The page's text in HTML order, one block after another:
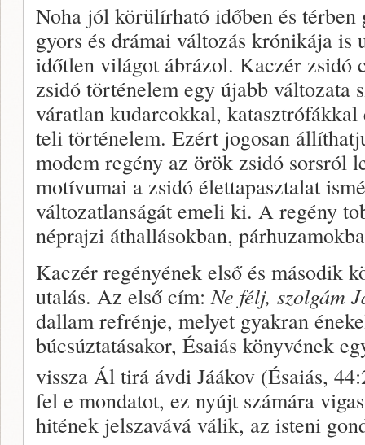
Noha jól körülírható időben és térben
gyors és drámai változás krónikája is
időtlen világot ábrázol. Kaczér zsidó
zsidó történelem egy újabb változata
váratlan kudarcokkal, katasztrófákkal
teli történelem. Ezért jogosan
modem regény az örök zsidó sorsról
motívumai a zsidó élettapasztalat
változatlanságát emeli ki. A regény
néprajzi áthallásokban,
Kaczér regényének első és második
utalás. Az első cím:Ne félj, szolgám
dallam refrénje, melyet gyakran
búcsúztatásakor, Ésaiás könyvének
vissza Ál tirá ávdi Jáákov (Ésaiás,
fel e mondatot, ez nyújt számára
hitének jelszavává válik, az isteni